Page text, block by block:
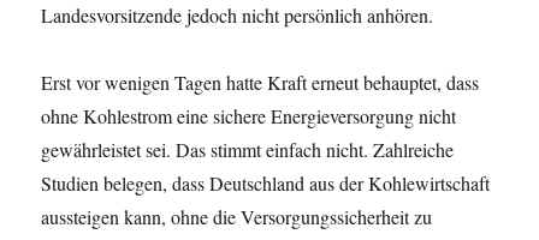
Landesvorsitzende jedoch nicht persönlich anhören.
Erst vor wenigen Tagen hatte Kraft erneut behauptet, dass
ohne Kohlestrom eine sichere Energieversorgung nicht
gewährleistet sei. Das stimmt einfach nicht. Zahlreiche
Studien belegen, dass Deutschland aus der Kohlewirtschaft
aussteigen kann, ohne die Versorgungssicherheit zu